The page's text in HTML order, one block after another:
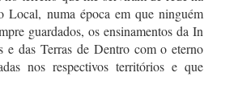
Local, numa época em que ninguém
guardados, os ensinamentos da In
das Terras de Dentro com o eterno
nos respectivos territórios e que